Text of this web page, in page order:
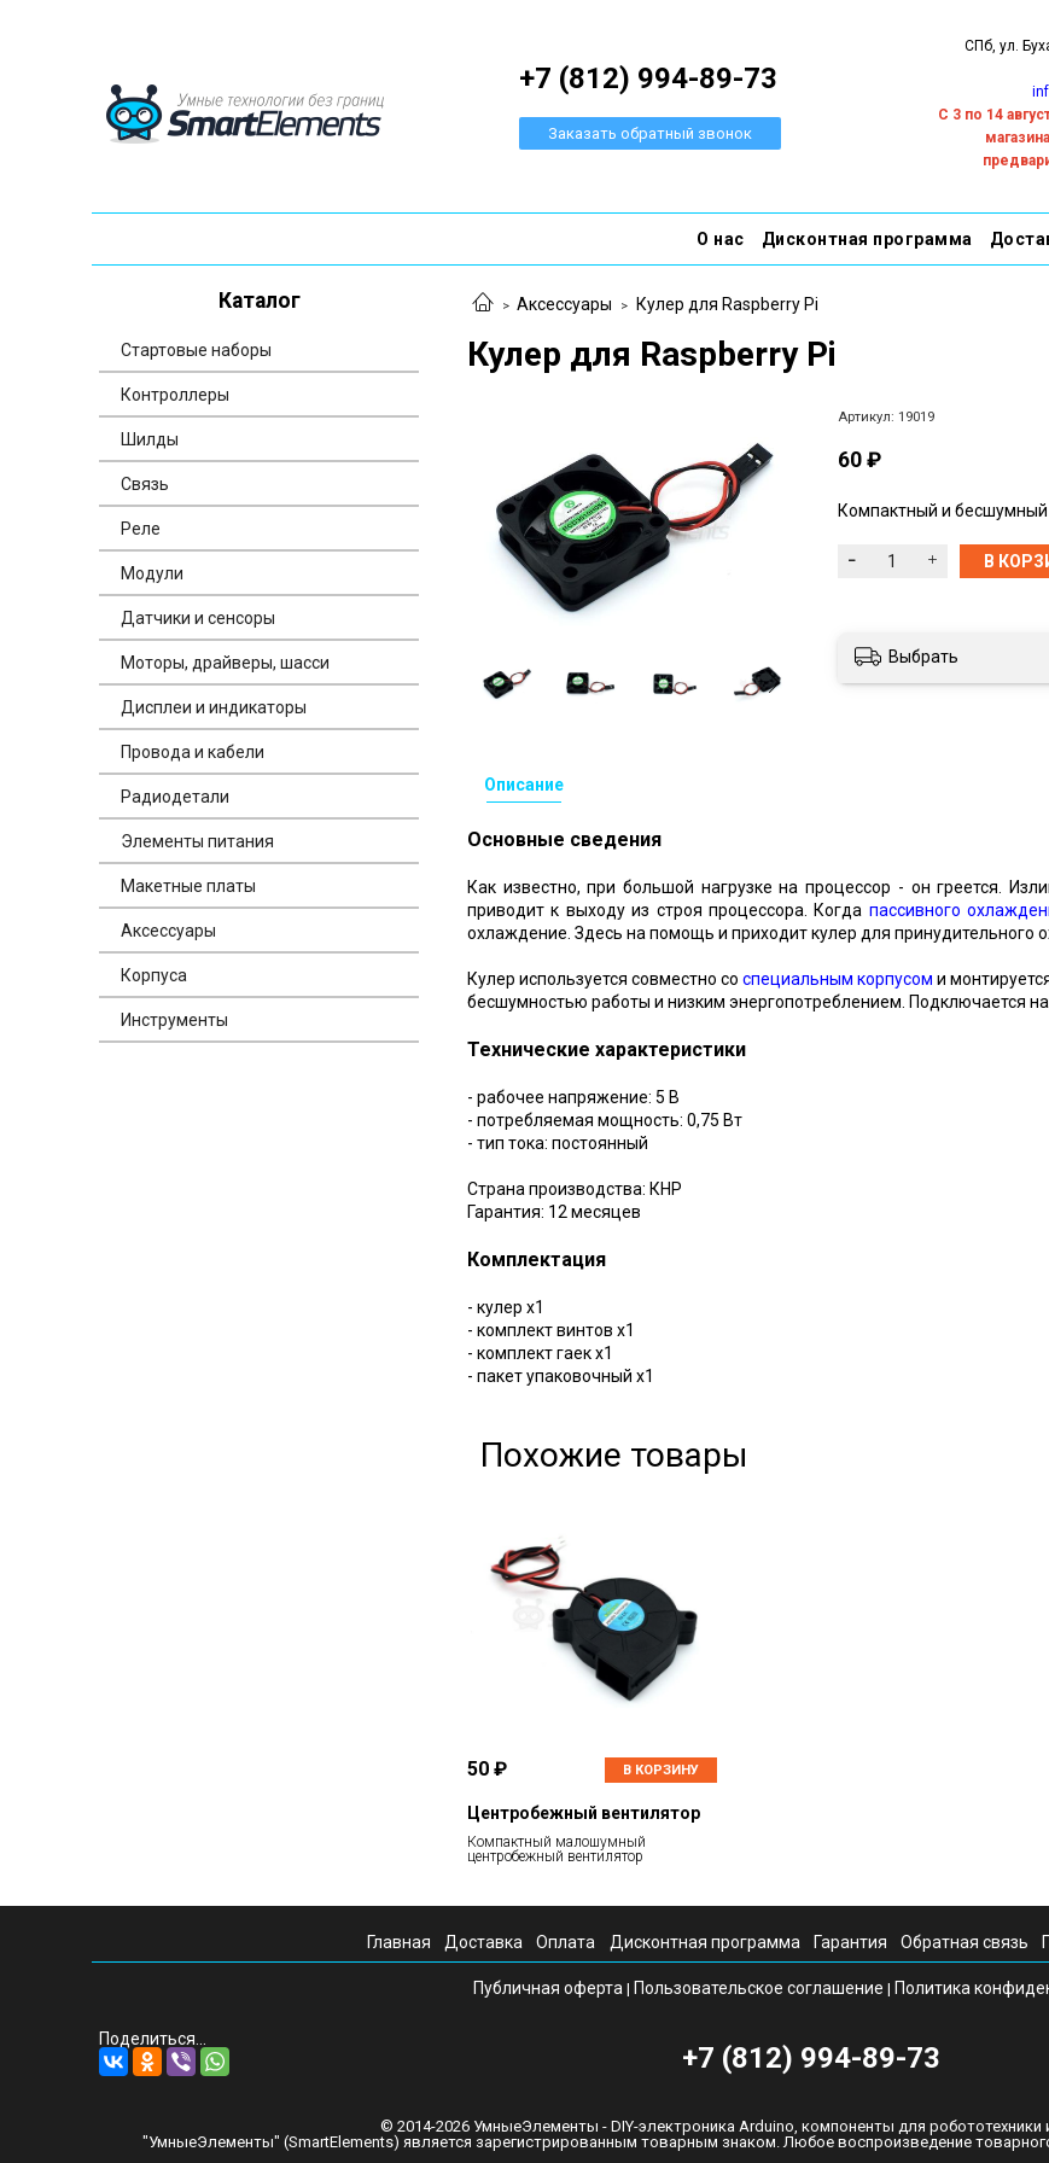
+7 (812) 994-89-73
Заказать обратный звонок
СПб, ул.
С 3 по 14
О нас Дисконтная программа
Аксессуары Кулер для Raspberry Pi
Кулер для Raspberry Pi
Артикул: 19019
60 ₽
Компактный и бесшумный
В
Выбрать
Описание
Основные сведения
Как известно, при большой нагрузке на процессор - он греется.
приводит к выходу из строя процессора. Когда пассивного
охлаждение. Здесь на помощь и приходит кулер для принудительного
Кулер используется совместно соспециальным корпусом и
бесшумностью работы и низким энергопотреблением. Подключается
Технические характеристики
- рабочее напряжение: 5 В
- потребляемая мощность: 0,75 Вт
- тип тока: постоянный
Страна производства: КНР
Гарантия: 12 месяцев
Комплектация
- кулер х1
- комплект винтов х1
- комплект гаек х1
- пакет упаковочный х1
Похожие товары
50 ₽ В КОРЗИНУ
Центробежный вентилятор
Компактный малошумный
центробежный вентилятор
Каталог
Стартовые наборы
Контроллеры
Шилды
Связь
Реле
Модули
Датчики и сенсоры
Моторы, драйверы, шасси
Дисплеи и индикаторы
Провода и кабели
Радиодетали
Элементы питания
Макетные платы
Аксессуары
Корпуса
Инструменты
Главная Доставка Оплата Дисконтная программа Гарантия Обратная связь
Публичная оферта| Пользовательское соглашение | Политика
Поделиться...
+7 (812) 994-89-73
© 2014-2026 УмныеЭлементы - DIY-электроника Arduino, компоненты для робототехники
"УмныеЭлементы" (SmartElements) является зарегистрированным товарным знаком. Любое воспроизведение